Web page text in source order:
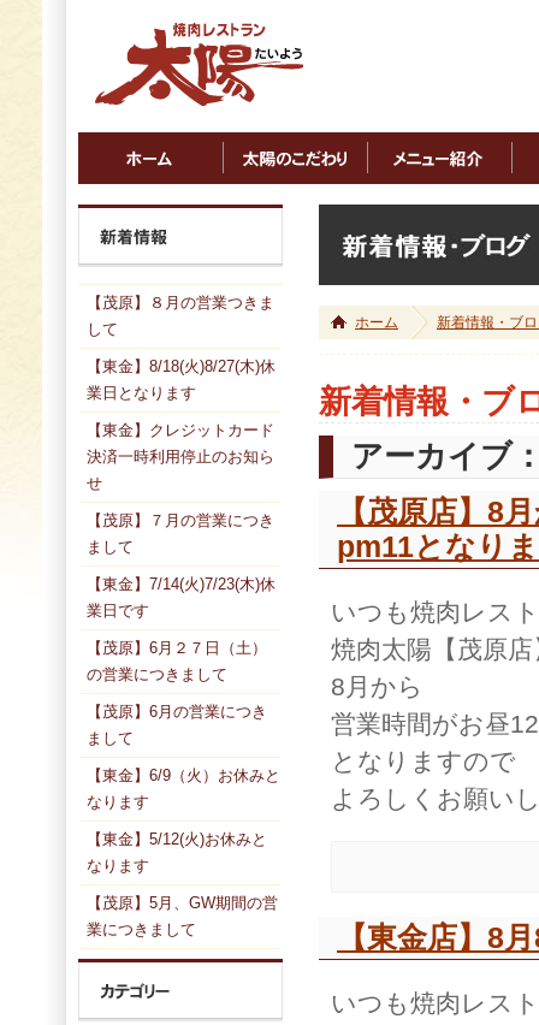
ホーム 新着情報・ブ
新着情報・ブ
アーカイブ
【茂原店】8
pm11となり
いつも焼肉レス
焼肉太陽【茂原店
8月から
営業時間がお昼
となりますので
よろしくお願い
【東金店】8
いつも焼肉レス
【茂原】８月の営業つきま
して
【東金】8/18(火)8/27(木)休
業日となります
【東金】クレジットカード
決済一時利用停止のお知ら
せ
【茂原】７月の営業につき
まして
【東金】7/14(火)7/23(木)休
業日です
【茂原】6月２７日（土）
の営業につきまして
【茂原】6月の営業につき
まして
【東金】6/9（火）お休みと
なります
【東金】5/12(火)お休みと
なります
【茂原】5月、GW期間の営
業につきまして